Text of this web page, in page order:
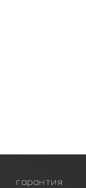
гарантия